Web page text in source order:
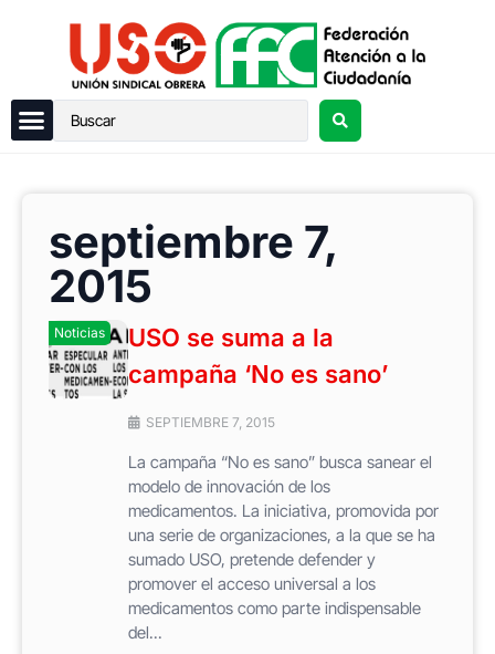
septiembre 7,
2015
Noticias
USO se suma a la
campaña ‘No es sano’
SEPTIEMBRE 7, 2015
La campaña “No es sano” busca sanear el
modelo de innovación de los
medicamentos. La iniciativa, promovida por
una serie de organizaciones, a la que se ha
sumado USO, pretende defender y
promover el acceso universal a los
medicamentos como parte indispensable
del...